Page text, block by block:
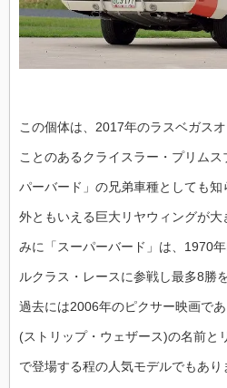
この個体は、2017年のラスベガス
ことのあるクライスラー・プリム
パーバード」の兄弟車種としても
外ともいえる巨大リヤウィングが
みに「スーパーバード」は、1970
ルクラス・レースに参戦し最多8勝
過去には2006年のピクサー映画で
(ストリップ・ウェザース)の名前と
で登場する程の人気モデルでもあ